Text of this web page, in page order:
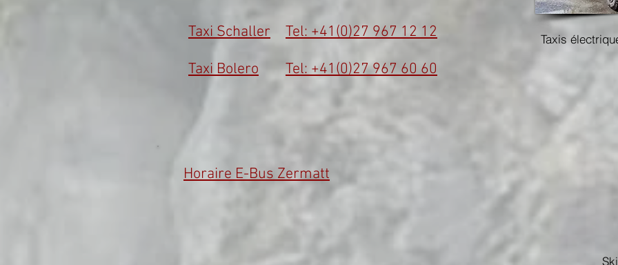
Taxi Schaller
Tel: +41(0)27 967 12 12
Taxi Bolero
Tel: +41(0)27 967 60 60
Taxis
Horaire E-Bus Zermatt